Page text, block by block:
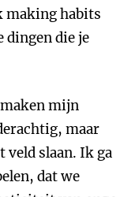
making habits
dingen die je
mijn
maar
veld slaan. Ik ga
dat we